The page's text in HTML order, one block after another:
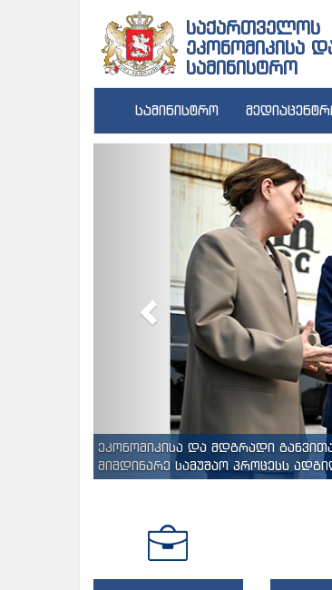
საქართველოს
ეკონომიკისა
სამინისტრო
სამინისტრო
ეკონომიკისა და მდგრადი
მიმდინარე სამუშაო პროცესს
Previous